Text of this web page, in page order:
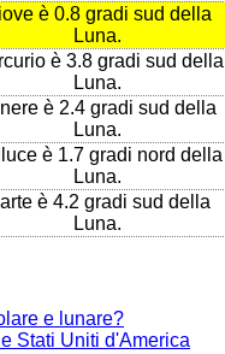
è 0.8 gradi sud della
Luna.
è 3.8 gradi sud della
Luna.
è 2.4 gradi sud della
Luna.
è 1.7 gradi nord della
Luna.
è 4.2 gradi sud della
Luna.
e lunare?
Stati Uniti d'America